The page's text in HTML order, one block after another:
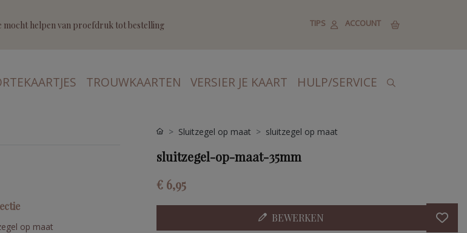
helpen van proefdruk tot bestelling TIPS ACCOUNT
TROUWKAARTEN VERSIER JE KAART HULP/SERVICE
op maat
Sluitzegel op maat sluitzegel op maat
sluitzegel-op-maat-35mm
€ 6,95
BEWERKEN